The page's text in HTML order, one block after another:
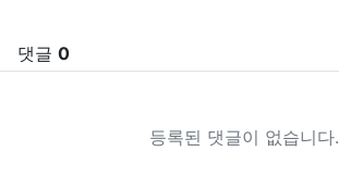
댓글 0
등록된 댓글이 없습니다.